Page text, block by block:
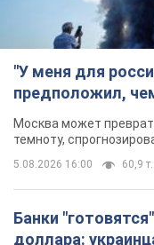
"У меня для
предположил,
Москва может
темноту,
5.08.2026 16:00 60,9 т.
Банки
доллара: